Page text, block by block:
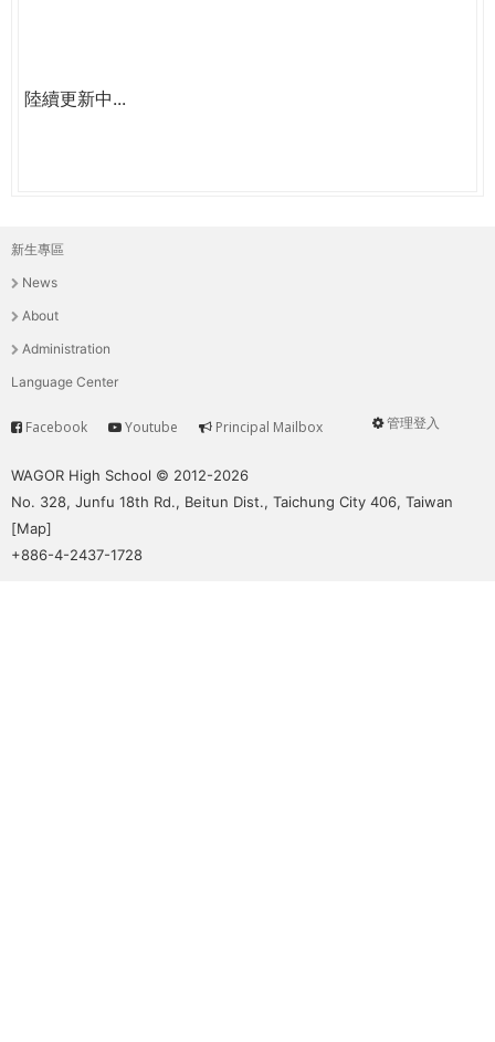
陸續更新中...
主
選
單
新生專區
News
About
Administration
Language Center
User
管理登入
Service
Facebook Youtube Principal Mailbox
WAGOR High School © 2012-2026
No. 328, Junfu 18th Rd., Beitun Dist., Taichung City 406, Taiwan
[Map]
+886-4-2437-1728